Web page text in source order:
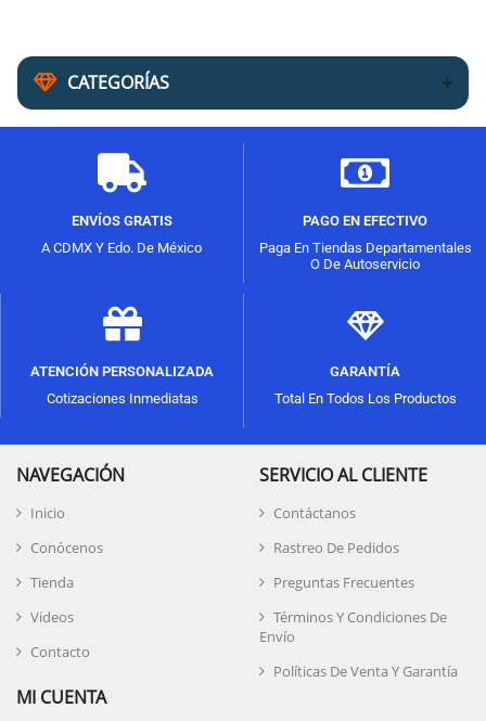
CATEGORÍAS
ENVÍOS GRATIS
A CDMX Y Edo. De México
PAGO EN EFECTIVO
Paga En Tiendas Departamentales
O De Autoservicio
ATENCIÓN PERSONALIZADA
Cotizaciones Inmediatas
GARANTÍA
Total En Todos Los Productos
NAVEGACIÓN
Inicio
Conócenos
Tienda
Videos
Contacto
SERVICIO AL CLIENTE
Contáctanos
Rastreo De Pedidos
Preguntas Frecuentes
Términos Y Condiciones De
Envío
Políticas De Venta Y Garantía
MI CUENTA